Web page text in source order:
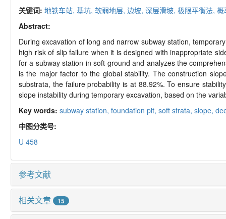
关键词: 地铁车站, 基坑, 软弱地层, 边坡, 深层滑坡, 极限平衡法, 概
Abstract:
During excavation of long and narrow subway station,
high risk of slip failure when it is designed with inappropriate
for a subway station in soft ground and analyzes the
is the major factor to the global stability. The construction
substrata, the failure probability is at 88.92%. To ensure
slope instability during temporary excavation, based on the
Key words: subway station, foundation pit, soft strata, slope,
中图分类号:
U 458
参考文献
相关文章 15